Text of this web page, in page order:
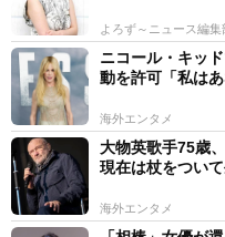
よろず～ニュース編集
ニコール・キッ
動を許可「私は
海外エンタメ
大物英歌手75歳
現在は杖をつい
海外エンタメ